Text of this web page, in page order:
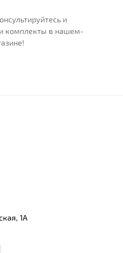
и
комплекты в нашем-
1А